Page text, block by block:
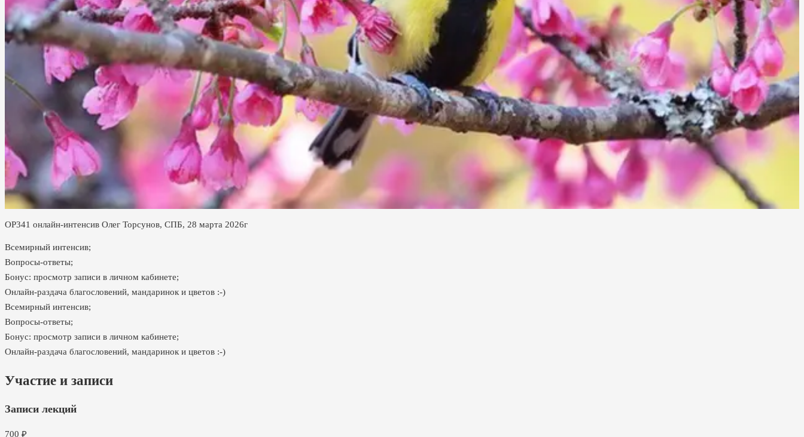
ОР341 онлайн-интенсив Олег Торсунов, СПБ, 28 марта 2026г
Всемирный интенсив;
Вопросы-ответы;
Бонус: просмотр записи в личном кабинете;
Онлайн-раздача благословений, мандаринок и цветов :-)
Всемирный интенсив;
Вопросы-ответы;
Бонус: просмотр записи в личном кабинете;
Онлайн-раздача благословений, мандаринок и цветов :-)
Участие и записи
Записи лекций
700 ₽